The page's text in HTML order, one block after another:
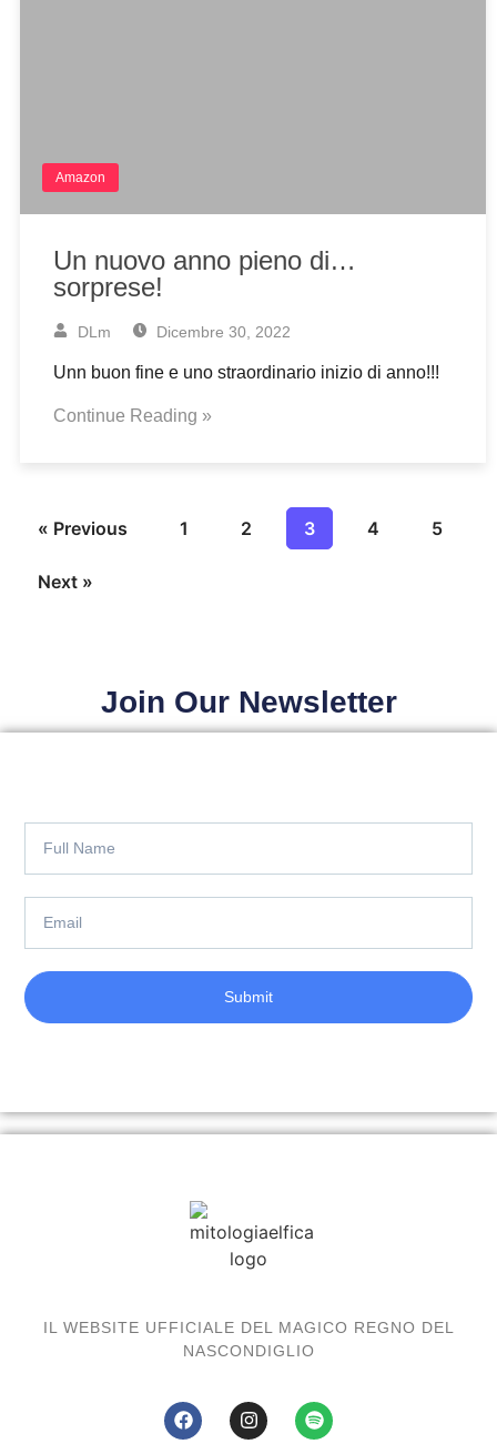
Amazon
Un nuovo anno pieno di…
sorprese!
DLm Dicembre 30, 2022
Unn buon fine e uno straordinario inizio di anno!!!
Continue Reading »
« Previous 1 2 3 4 5
Next »
Join Our Newsletter
Submit
IL WEBSITE UFFICIALE DEL MAGICO REGNO DEL
NASCONDIGLIO